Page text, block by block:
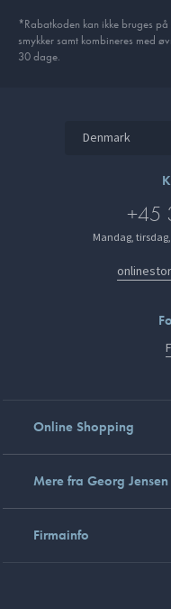
*Rabatkoden kan ikke bruges
smykker samt kombineres med
30 dage.
Denmark
+45
Mandag,
Online Shopping
Mere fra Georg Jensen
Firmainfo